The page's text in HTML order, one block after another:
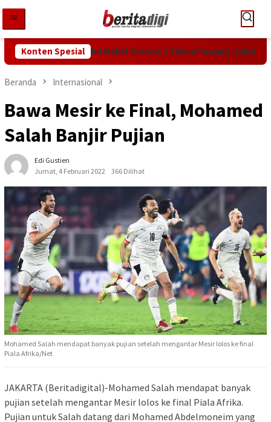
konten
Konten Spesial
KPK! Abdul Wahid Divonis 2 Tahun Penjara, Hakim
Beranda Internasional
Bawa Mesir ke Final, Mohamed
Salah Banjir Pujian
Edi Gustien
Jumat, 4 Februari 2022
366 Dilihat
Mohamed Salah mendapat banyak pujian setelah mengantar Mesir lolos ke final
Piala Afrika/Net
JAKARTA (Beritadigital)-Mohamed Salah mendapat banyak
pujian setelah mengantar Mesir lolos ke final Piala Afrika.
Pujian untuk Salah datang dari Mohamed Abdelmoneim yang